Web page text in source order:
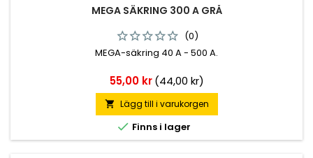
MEGA SÄKRING 300 A GRÅ
(0)
MEGA-säkring 40 A - 500 A.
Pris
55,00 kr (44,00 kr)
 Lägg till i varukorgen
 Finns i lager